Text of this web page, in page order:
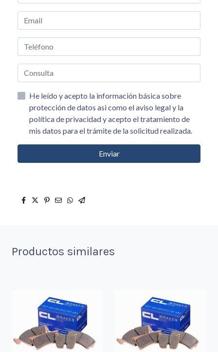
He leído y acepto la información básica sobre
protección de datos asi como el aviso legal y la
política de privacidad y acepto el tratamiento de
mis datos para el trámite de la solicitud realizada.
Enviar
Productos similares